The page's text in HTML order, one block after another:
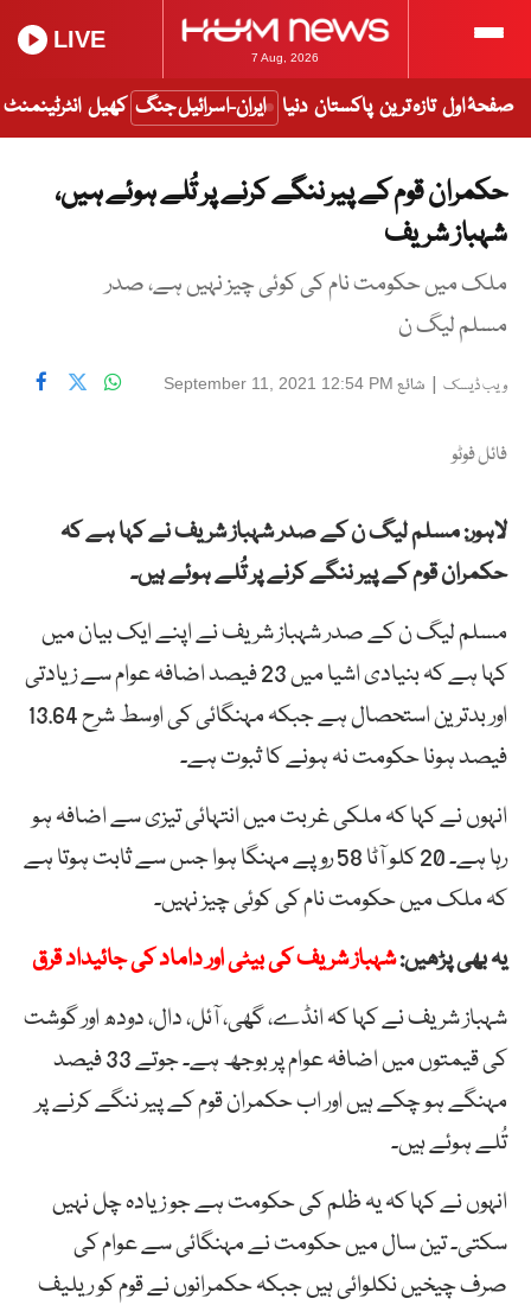
7 Aug, 2026
LIVE
صفحۂ اول تازہ ترین پاکستان دنیا ایران-اسرائیل جنگ کھیل انٹرٹینمنٹ
حکمران قوم کے پیر ننگے کرنے پر تُلے ہوئے ہیں،
شہباز شریف
ملک میں حکومت نام کی کوئی چیز نہیں ہے، صدر
مسلم لیگ ن
ویب ڈیسک | شائع September 11, 2021 12:54 PM
فائل فوٹو
لاہور: مسلم لیگ ن کے صدر شہباز شریف نے کہا ہے کہ
حکمران قوم کے پیر ننگے کرنے پر تُلے ہوئے ہیں۔
مسلم لیگ ن کے صدر شہباز شریف نے اپنے ایک بیان میں
کہا ہے کہ بنیادی اشیا میں 23 فیصد اضافہ عوام سے زیادتی
اور بدترین استحصال ہے جبکہ مہنگائی کی اوسط شرح 13.64
فیصد ہونا حکومت نہ ہونے کا ثبوت ہے۔
انہوں نے کہا کہ ملکی غربت میں انتہائی تیزی سے اضافہ ہو
رہا ہے۔ 20 کلو آٹا 58 روپے مہنگا ہوا جس سے ثابت ہوتا ہے
کہ ملک میں حکومت نام کی کوئی چیز نہیں۔
یہ بھی پڑھیں:شہباز شریف کی بیٹی اور داماد کی جائیداد قرق
شہباز شریف نے کہا کہ انڈے، گھی، آئل، دال، دودھ اور گوشت
کی قیمتوں میں اضافہ عوام پر بوجھ ہے۔ جوتے 33 فیصد
مہنگے ہو چکے ہیں اور اب حکمران قوم کے پیر ننگے کرنے پر
تُلے ہوئے ہیں۔
انہوں نے کہا کہ یہ ظلم کی حکومت ہے جو زیادہ چل نہیں
سکتی۔ تین سال میں حکومت نے مہنگائی سے عوام کی
صرف چیخیں نکلوائی ہیں جبکہ حکمرانوں نے قوم کو ریلیف